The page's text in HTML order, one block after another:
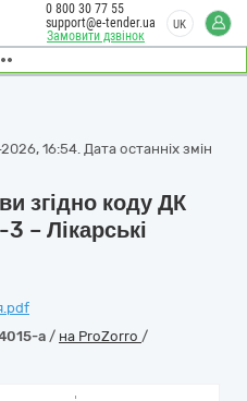
Замовити дзвінок
0 800 30 77 55
support@e-tender.ua
UK
16:54. Дата останніх змін
згідно коду ДК
– Лікарські
a / на ProZorro /